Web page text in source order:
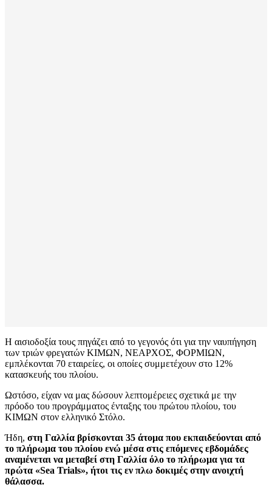
Η αισιοδοξία τους πηγάζει από το γεγονός ότι για την ναυπήγηση
των τριών φρεγατών ΚΙΜΩΝ, ΝΕΑΡΧΟΣ, ΦΟΡΜΙΩΝ,
εμπλέκονται 70 εταιρείες, οι οποίες συμμετέχουν στο 12%
κατασκευής του πλοίου.
Ωστόσο, είχαν να μας δώσουν λεπτομέρειες σχετικά με την
πρόοδο του προγράμματος ένταξης του πρώτου πλοίου, του
ΚΙΜΩΝ στον ελληνικό Στόλο.
Ήδη, στη Γαλλία βρίσκονται 35 άτομα που εκπαιδεύονται από
το πλήρωμα του πλοίου ενώ μέσα στις επόμενες εβδομάδες
αναμένεται να μεταβεί στη Γαλλία όλο το πλήρωμα για τα
πρώτα «Sea Trials», ήτοι τις εν πλω δοκιμές στην ανοιχτή
θάλασσα.